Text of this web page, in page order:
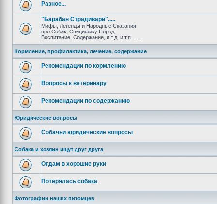
Разное...
"Барабан Страдивари".....
Мифы, Легенды и Народные Сказания
про Собак, Специфику Пород,
Воспитание, Содержание, и т.д. и т.п. .....
Кормление, профилактика, лечение, содержание
Рекомендации по кормлению
Вопросы к ветеринару
Рекомендации по содержанию
Юридические вопросы
Собачьи юридические вопросы
Собака и хозяин ищут друг друга
Отдам в хорошие руки
Потерялась собака
Фотографии наших питомцев